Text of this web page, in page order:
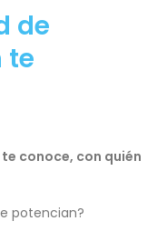
de
te
conoce, con quién
potencian?